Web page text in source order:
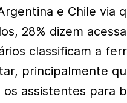
e Chile via
28% dizem
classificam a
principalmente
os assistentes para